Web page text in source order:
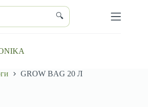
🔍
GROW BAG 20 Л